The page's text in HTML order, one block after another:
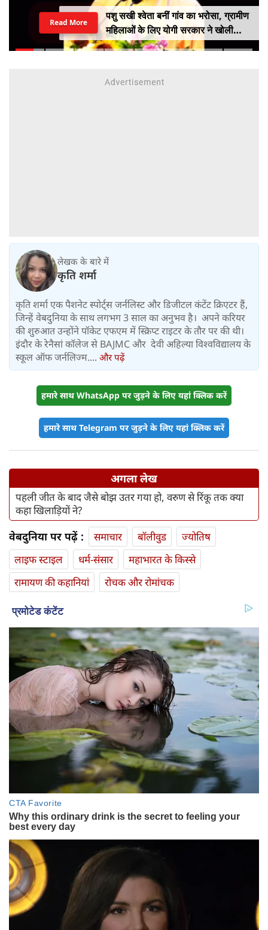
पशु सखी श्वेता बनीं गांव का भरोसा, ग्रामीण
महिलाओं के लिए योगी सरकार ने खोली
आत्मनिर्भरता की राह
Read More
लेखक के बारे में
कृति शर्मा
कृति शर्मा एक पैशनेट स्पोर्ट्स जर्नलिस्ट और डिजीटल कंटेंट क्रिएटर हैं,
जिन्हें वेबदुनिया के साथ लगभग 3 साल का अनुभव है। अपने करियर
की शुरुआत उन्होंने पॉकेट एफएम में स्क्रिप्ट राइटर के तौर पर की थी।
इंदौर के रेनैसां कॉलेज से BAJMC और देवी अहिल्या विश्वविद्यालय के
स्कूल ऑफ जर्नलिज्म.... और पढ़ें
हमारे साथ WhatsApp पर जुड़ने के लिए यहां क्लिक करें
हमारे साथ Telegram पर जुड़ने के लिए यहां क्लिक करें
अगला लेख
पहली जीत के बाद जैसे बोझ उतर गया हो, वरुण से रिंकू तक क्या
कहा खिलाड़ियों ने?
वेबदुनिया पर पढ़ें : समाचार बॉलीवुड
ज्योतिष
लाइफ स्‍टाइल
धर्म-संसार
महाभारत के किस्से
रामायण की कहानियां
रोचक और रोमांचक